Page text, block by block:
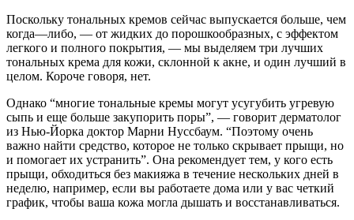
Поскольку тональных кремов сейчас выпускается больше, чем
когда—либо, — от жидких до порошкообразных, с эффектом
легкого и полного покрытия, — мы выделяем три лучших
тональных крема для кожи, склонной к акне, и один лучший в
целом. Короче говоря, нет.
Однако “многие тональные кремы могут усугубить угревую
сыпь и еще больше закупорить поры”, — говорит дерматолог
из Нью-Йорка доктор Марни Нуссбаум. “Поэтому очень
важно найти средство, которое не только скрывает прыщи, но
и помогает их устранить”. Она рекомендует тем, у кого есть
прыщи, обходиться без макияжа в течение нескольких дней в
неделю, например, если вы работаете дома или у вас четкий
график, чтобы ваша кожа могла дышать и восстанавливаться.